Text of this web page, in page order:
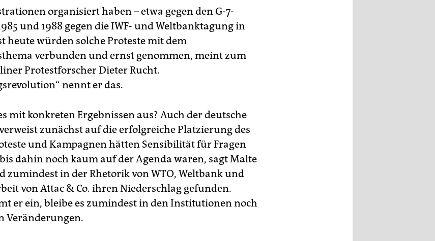
organisiert haben – etwa gegen den G-7-
und 1988 gegen die IWF- und Weltbanktagung in
heute würden solche Proteste mit dem
verbunden und ernst genommen, meint zum
Protestforscher Dieter Rucht.
nennt er das.
mit konkreten Ergebnissen aus? Auch der deutsche
zunächst auf die erfolgreiche Platzierung des
und Kampagnen hätten Sensibilität für Fragen
dahin noch kaum auf der Agenda waren, sagt Malte
zumindest in der Rhetorik von WTO, Weltbank und
von Attac & Co. ihren Niederschlag gefunden.
er ein, bleibe es zumindest in den Institutionen noch
Veränderungen.